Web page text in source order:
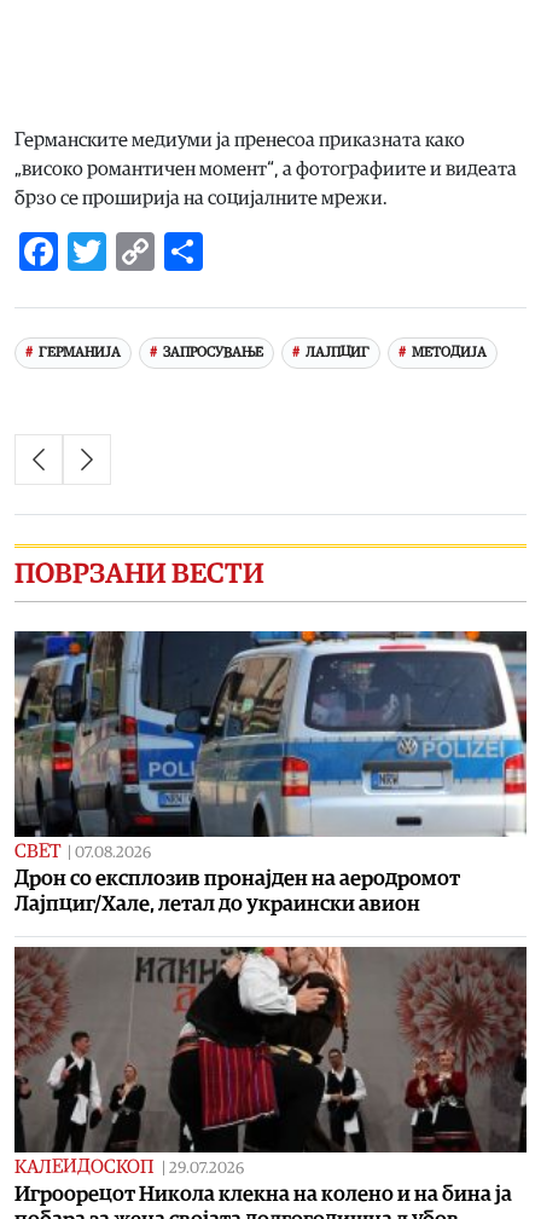
Германските медиуми ја пренесоа приказната како
„високо романтичен момент“, а фотографиите и видеата
брзо се проширија на социјалните мрежи.
Facebook
Twitter
Copy
ГЕРМАНИЈА ЗАПРОСУВАЊЕ ЛАЈПЦИГ МЕТОДИЈА
ПОВРЗАНИ ВЕСТИ
СВЕТ | 07.08.2026
Дрон со експлозив пронајден на аеродромот
Лајпциг/Хале, летал до украински авион
КАЛЕИДОСКОП | 29.07.2026
Игроорецот Никола клекна на колено и на бина ја